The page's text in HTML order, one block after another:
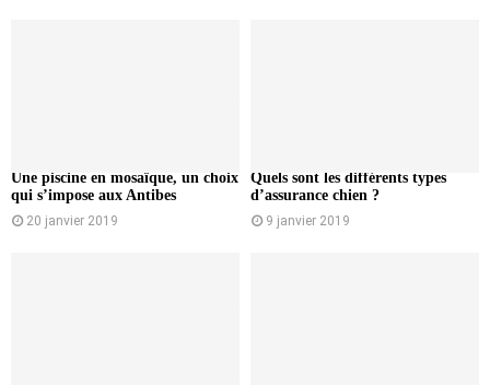
Une piscine en mosaïque, un choix
qui s’impose aux Antibes
20 janvier 2019
Quels sont les différents types
d’assurance chien ?
9 janvier 2019